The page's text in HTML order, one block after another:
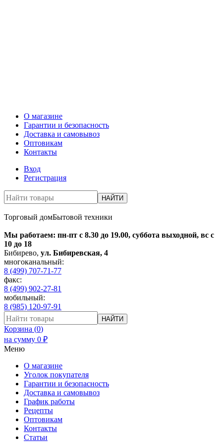
О магазине
Гарантии и безопасность
Доставка и самовывоз
Оптовикам
Контакты
Вход
Регистрация
НАЙТИ
Торговый домБытовой техники
Мы работаем: пн-пт с 8.30 до 19.00, суббота выходной, вс с
10 до 18
Бибирево, ул. Бибиревская, 4
многоканальный:
8 (499) 707-71-77
факс:
8 (499) 902-27-81
мобильный:
8 (985) 120-97-91
НАЙТИ
Корзина (0)
на сумму 0 ₽
Меню
О магазине
Уголок покупателя
Гарантии и безопасность
Доставка и самовывоз
График работы
Рецепты
Оптовикам
Контакты
Статьи